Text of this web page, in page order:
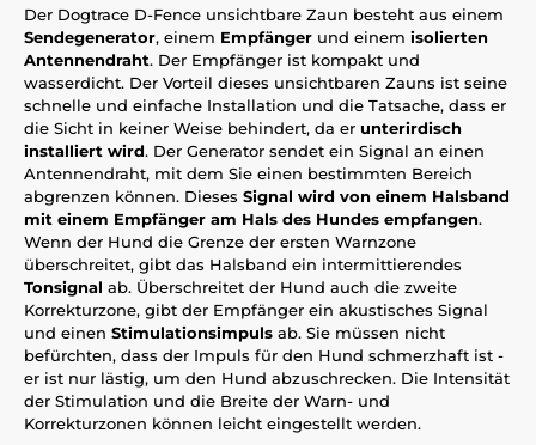
Der Dogtrace D-Fence unsichtbare Zaun besteht aus einem
Sendegenerator, einem Empfänger und einem isolierten
Antennendraht. Der Empfänger ist kompakt und
wasserdicht. Der Vorteil dieses unsichtbaren Zauns ist seine
schnelle und einfache Installation und die Tatsache, dass er
die Sicht in keiner Weise behindert, da er unterirdisch
installiert wird. Der Generator sendet ein Signal an einen
Antennendraht, mit dem Sie einen bestimmten Bereich
abgrenzen können. Dieses Signal wird von einem Halsband
mit einem Empfänger am Hals des Hundes empfangen.
Wenn der Hund die Grenze der ersten Warnzone
überschreitet, gibt das Halsband ein intermittierendes
Tonsignal ab. Überschreitet der Hund auch die zweite
Korrekturzone, gibt der Empfänger ein akustisches Signal
und einen Stimulationsimpuls ab. Sie müssen nicht
befürchten, dass der Impuls für den Hund schmerzhaft ist -
er ist nur lästig, um den Hund abzuschrecken. Die Intensität
der Stimulation und die Breite der Warn- und
Korrekturzonen können leicht eingestellt werden.